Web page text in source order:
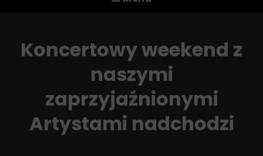
Koncertowy weekend z
naszymi
zaprzyjaźnionymi
Artystami nadchodzi